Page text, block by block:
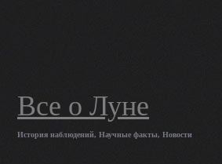
Все о Луне
История наблюдений, Научные факты, Новости